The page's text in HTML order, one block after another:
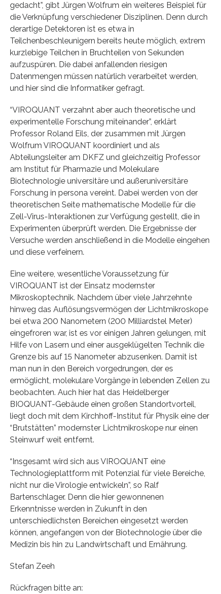
gedacht”, gibt Jürgen Wolfrum ein weiteres Beispiel für
die Verknüpfung verschiedener Disziplinen. Denn durch
derartige Detektoren ist es etwa in
Teilchenbeschleunigern bereits heute möglich, extrem
kurzlebige Teilchen in Bruchteilen von Sekunden
aufzuspüren. Die dabei anfallenden riesigen
Datenmengen müssen natürlich verarbeitet werden,
und hier sind die Informatiker gefragt.
“VIROQUANT verzahnt aber auch theoretische und
experimentelle Forschung miteinander”, erklärt
Professor Roland Eils, der zusammen mit Jürgen
Wolfrum VIROQUANT koordiniert und als
Abteilungsleiter am DKFZ und gleichzeitig Professor
am Institut für Pharmazie und Molekulare
Biotechnologie universitäre und außeruniversitäre
Forschung in persona vereint. Dabei werden von der
theoretischen Seite mathematische Modelle für die
Zell-Virus-Interaktionen zur Verfügung gestellt, die in
Experimenten überprüft werden. Die Ergebnisse der
Versuche werden anschließend in die Modelle eingehen
und diese verfeinern.
Eine weitere, wesentliche Voraussetzung für
VIROQUANT ist der Einsatz modernster
Mikroskoptechnik. Nachdem über viele Jahrzehnte
hinweg das Auflösungsvermögen der Lichtmikroskope
bei etwa 200 Nanometern (200 Milliardstel Meter)
eingefroren war, ist es vor einigen Jahren gelungen, mit
Hilfe von Lasern und einer ausgeklügelten Technik die
Grenze bis auf 15 Nanometer abzusenken. Damit ist
man nun in den Bereich vorgedrungen, der es
ermöglicht, molekulare Vorgänge in lebenden Zellen zu
beobachten. Auch hier hat das Heidelberger
BIOQUANT-Gebäude einen großen Standortvorteil,
liegt doch mit dem Kirchhoff-Institut für Physik eine der
“Brutstätten” modernster Lichtmikroskope nur einen
Steinwurf weit entfernt.
“Insgesamt wird sich aus VIROQUANT eine
Technologieplattform mit Potenzial für viele Bereiche,
nicht nur die Virologie entwickeln”, so Ralf
Bartenschlager. Denn die hier gewonnenen
Erkenntnisse werden in Zukunft in den
unterschiedlichsten Bereichen eingesetzt werden
können, angefangen von der Biotechnologie über die
Medizin bis hin zu Landwirtschaft und Ernährung.
Stefan Zeeh
Rückfragen bitte an: